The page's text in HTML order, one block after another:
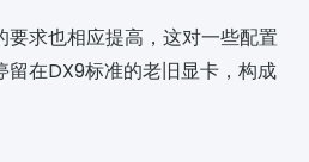
要求也相应提高，这对一些配置
留在DX9标准的老旧显卡，构成